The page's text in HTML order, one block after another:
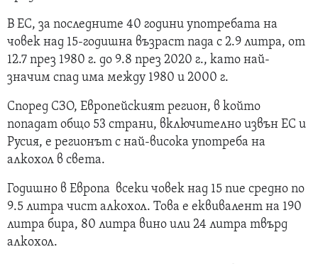
В ЕС, за последните 40 години употребата на
човек над 15-годишна възраст пада с 2.9 литра, от
12.7 през 1980 г. до 9.8 през 2020 г., като най-
значим спад има между 1980 и 2000 г.
Според СЗО, Европейският регион, в който
попадат общо 53 страни, включително извън ЕС и
Русия, е регионът с най-висока употреба на
алкохол в света.
Годишно в Европа всеки човек над 15 пие средно по
9.5 литра чист алкохол. Това е еквивалент на 190
литра бира, 80 литра вино или 24 литра твърд
алкохол.